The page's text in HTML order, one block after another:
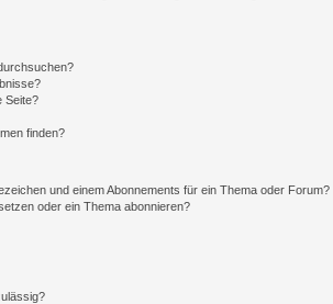
Seite?
finden?
und einem Abonnements für ein Thema oder Forum?
oder ein Thema abonnieren?